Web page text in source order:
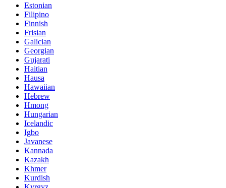
Estonian
Filipino
Finnish
Frisian
Galician
Georgian
Gujarati
Haitian
Hausa
Hawaiian
Hebrew
Hmong
Hungarian
Icelandic
Igbo
Javanese
Kannada
Kazakh
Khmer
Kurdish